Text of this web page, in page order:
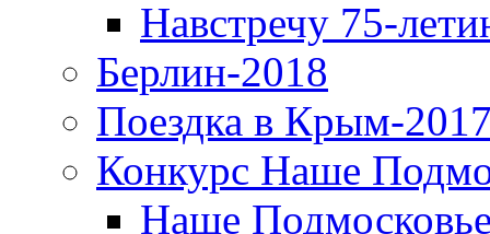
Навстречу 75-
Берлин-2018
Поездка в Крым-
Конкурс Наше
Наше